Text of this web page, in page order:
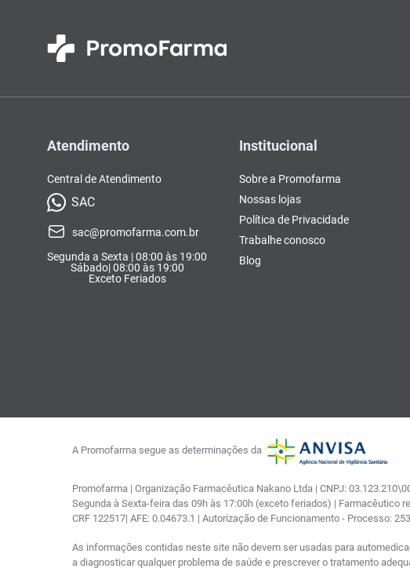
Atendimento
Central de Atendimento
SAC
sac@promofarma.com.br
Segunda a Sexta | 08:00 às 19:00
Sábado| 08:00 às 19:00
Exceto Feriados
Institucional
Sobre a Promofarma
Nossas lojas
Política de Privacidade
Trabalhe conosco
Blog
A Promofarma segue as determinações da
Promofarma | Organização Farmacêutica Nakano Ltda | CNPJ:
Segunda à Sexta-feira das 09h às 17:00h (exceto feriados) | Farmacêutico
CRF 122517| AFE: 0.04673.1 | Autorização de Funcionamento - Processo:
As informações contidas neste site não devem ser usadas para
a diagnosticar qualquer problema de saúde e prescrever o tratamento